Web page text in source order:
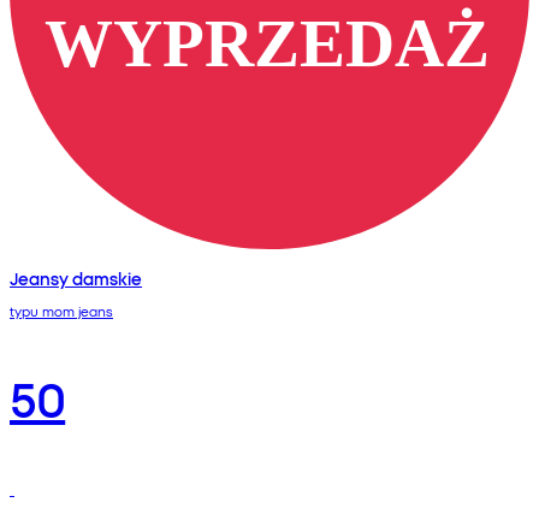
Jeansy damskie
typu mom jeans
50